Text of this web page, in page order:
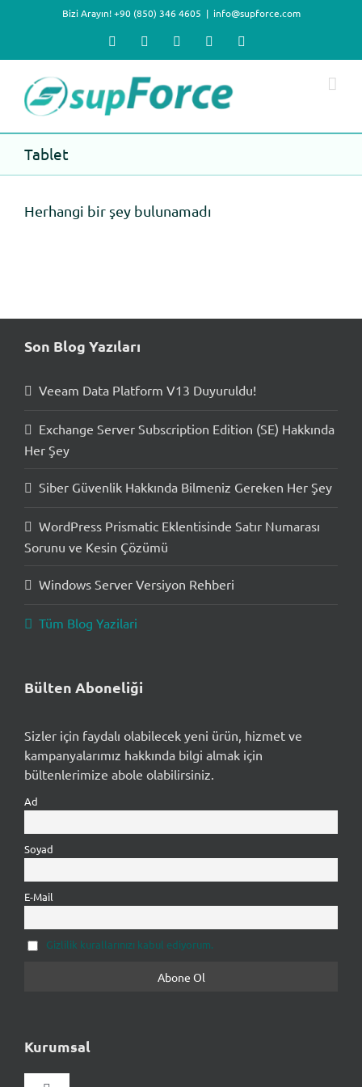
Bizi Arayın! +90 (850) 346 4605 | info@supforce.com
Facebook LinkedInYouTube
Tablet
Herhangi bir şey bulunamadı
Son Blog Yazıları
Veeam Data Platform V13 Duyuruldu!
Exchange Server Subscription Edition (SE) Hakkında
Her Şey
Siber Güvenlik Hakkında Bilmeniz Gereken Her Şey
WordPress Prismatic Eklentisinde Satır Numarası
Sorunu ve Kesin Çözümü
Windows Server Versiyon Rehberi
Tüm Blog Yazilari
Bülten Aboneliği
Sizler için faydalı olabilecek yeni ürün, hizmet ve
kampanyalarımız hakkında bilgi almak için
bültenlerimize abole olabilirsiniz.
Ad
Soyad
E-Mail
Gizlilik kurallarınızı kabul ediyorum.
Kurumsal